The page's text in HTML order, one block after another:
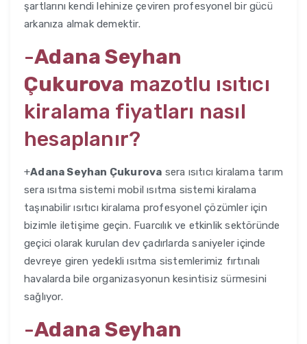
şartlarını kendi lehinize çeviren profesyonel bir gücü
arkanıza almak demektir.
-Adana Seyhan
Çukurova mazotlu ısıtıcı
kiralama fiyatları nasıl
hesaplanır?
+Adana Seyhan Çukurova sera ısıtıcı kiralama tarım
sera ısıtma sistemi mobil ısıtma sistemi kiralama
taşınabilir ısıtıcı kiralama profesyonel çözümler için
bizimle iletişime geçin. Fuarcılık ve etkinlik sektöründe
geçici olarak kurulan dev çadırlarda saniyeler içinde
devreye giren yedekli ısıtma sistemlerimiz fırtınalı
havalarda bile organizasyonun kesintisiz sürmesini
sağlıyor.
-Adana Seyhan